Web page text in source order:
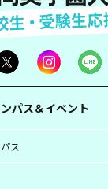
パス＆イベント
ス